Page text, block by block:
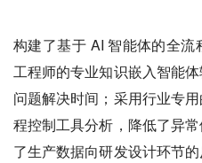
构建了基于 AI 智能体的全
工程师的专业知识嵌入智能
问题解决时间；采用行业专
程控制工具分析，降低了异
了生产数据向研发设计环节